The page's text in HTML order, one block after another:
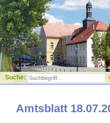
Suche:
Amtsblatt